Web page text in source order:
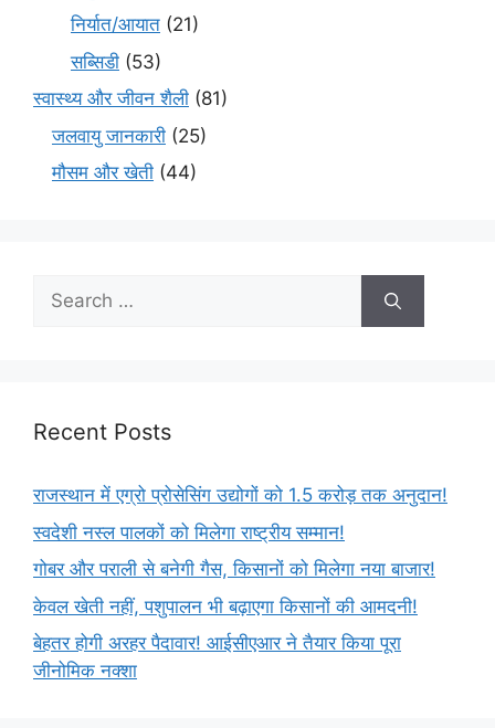
निर्यात/आयात (21)
सब्सिडी (53)
स्वास्थ्य और जीवन शैली (81)
जलवायु जानकारी (25)
मौसम और खेती (44)
Recent Posts
राजस्थान में एग्रो प्रोसेसिंग उद्योगों को 1.5 करोड़ तक अनुदान!
स्वदेशी नस्ल पालकों को मिलेगा राष्ट्रीय सम्मान!
गोबर और पराली से बनेगी गैस, किसानों को मिलेगा नया बाजार!
केवल खेती नहीं, पशुपालन भी बढ़ाएगा किसानों की आमदनी!
बेहतर होगी अरहर पैदावार! आईसीएआर ने तैयार किया पूरा
जीनोमिक नक्शा